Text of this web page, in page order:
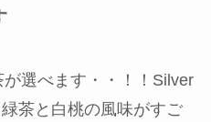
選べます・・！！Silver
茶と白桃の風味がすご